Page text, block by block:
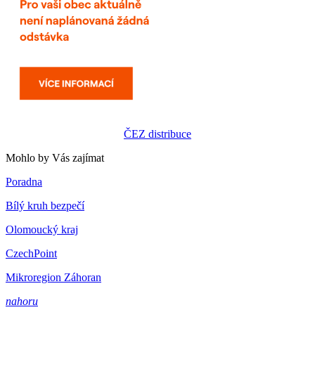
ČEZ distribuce
Mohlo by Vás zajímat
Poradna
Bílý kruh bezpečí
Olomoucký kraj
CzechPoint
Mikroregion Záhoran
nahoru